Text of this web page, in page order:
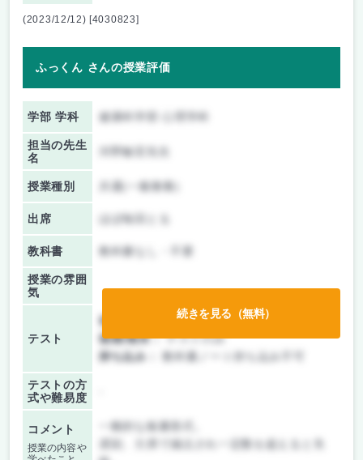
(2023/12/12) [4030823]
ふっくん さんの授業評価
学部 学科 健康科学部 心理学科
担当の先生
名
河野敏宏先生
授業種別 共通(一般教養)
出席 ほぼ毎回とる
教科書 教科書なし・不要
授業の雰囲
気
テスト
前期/中間：
テストのみ
後期/期末：テストのみ
持ち込み：
教科書ノート持ち込み不可
テストの方
式や難易度
コメント
授業の内容や
一般的な板書形式。
遅刻、欠席で減点され一定数を超えると失
続きを見る（無料）